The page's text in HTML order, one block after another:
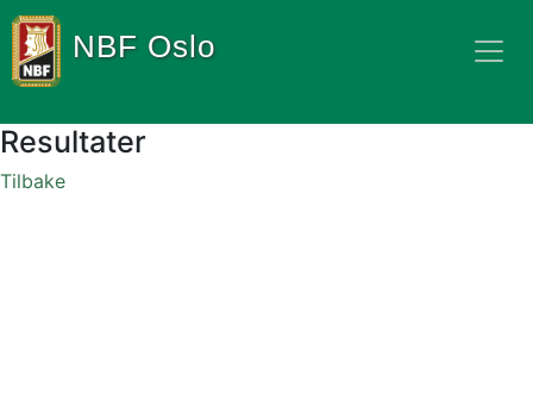
NBF Oslo
Resultater
Tilbake